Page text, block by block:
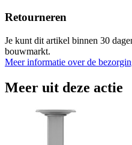
Retourneren
Je kunt dit artikel binnen 30
bouwmarkt.
Meer informatie over de
Meer uit deze actie